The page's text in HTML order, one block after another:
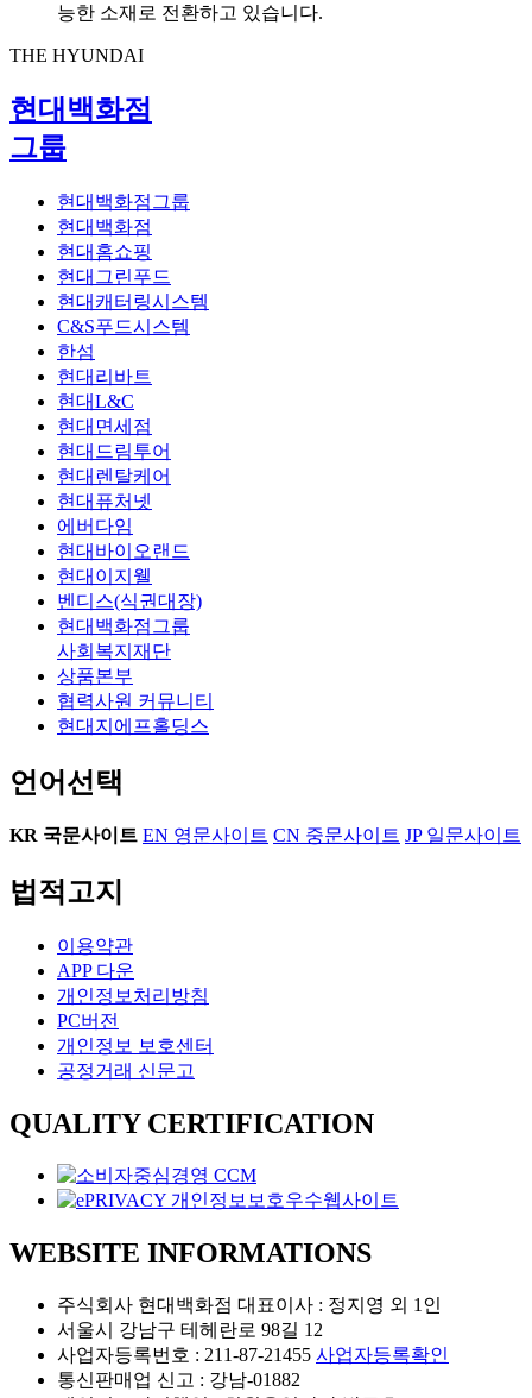
능한 소재로 전환하고 있습니다.
THE HYUNDAI
현대백화점
그룹
현대백화점그룹
현대백화점
현대홈쇼핑
현대그린푸드
현대캐터링시스템
C&S푸드시스템
한섬
현대리바트
현대L&C
현대면세점
현대드림투어
현대렌탈케어
현대퓨처넷
에버다임
현대바이오랜드
현대이지웰
벤디스(식권대장)
현대백화점그룹
사회복지재단
상품본부
협력사원 커뮤니티
현대지에프홀딩스
언어선택
KR 국문사이트 EN 영문사이트 CN 중문사이트 JP일문사이트
법적고지
이용약관
APP 다운
개인정보처리방침
PC버전
개인정보 보호센터
공정거래 신문고
QUALITY CERTIFICATION
WEBSITE INFORMATIONS
주식회사 현대백화점 대표이사 : 정지영 외 1인
서울시 강남구 테헤란로 98길 12
사업자등록번호 : 211-87-21455 사업자등록확인
통신판매업 신고 : 강남-01882